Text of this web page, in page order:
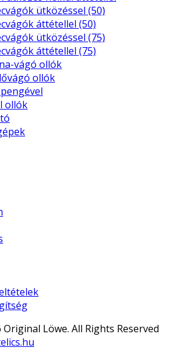
ütközéssel (50)
áttétellel (50)
ütközéssel (75)
áttétellel (75)
vágó ollók
ollók
ollók
Löwe. All Rights Reserved